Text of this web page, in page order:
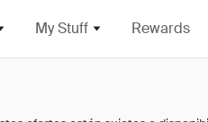
My Stuff Rewards